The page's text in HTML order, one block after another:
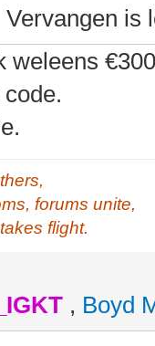
is
weleens
forums unite,
flight.
, Boyd